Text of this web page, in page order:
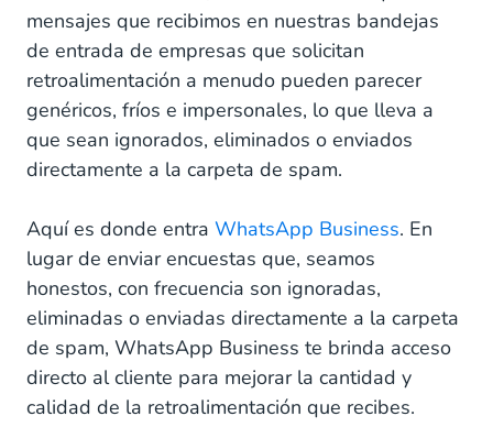
mensajes que recibimos en nuestras bandejas
de entrada de empresas que solicitan
retroalimentación a menudo pueden parecer
genéricos, fríos e impersonales, lo que lleva a
que sean ignorados, eliminados o enviados
directamente a la carpeta de spam.
Aquí es donde entra WhatsApp Business. En
lugar de enviar encuestas que, seamos
honestos, con frecuencia son ignoradas,
eliminadas o enviadas directamente a la carpeta
de spam, WhatsApp Business te brinda acceso
directo al cliente para mejorar la cantidad y
calidad de la retroalimentación que recibes.